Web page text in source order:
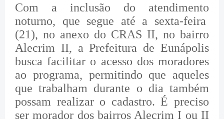
Com a inclusão do atendimento
noturno, que segue até a sexta-feira
(21), no anexo do CRAS II, no bairro
Alecrim II, a Prefeitura de Eunápolis
busca facilitar o acesso dos moradores
ao programa, permitindo que aqueles
que trabalham durante o dia também
possam realizar o cadastro. É preciso
ser morador dos bairros Alecrim I ou II